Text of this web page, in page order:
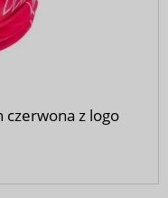
z logo